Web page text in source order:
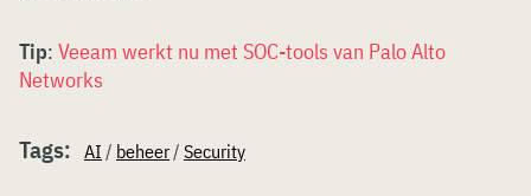
Tip: Veeam werkt nu met SOC-tools van Palo Alto
Networks
Tags: AI / beheer/ Security